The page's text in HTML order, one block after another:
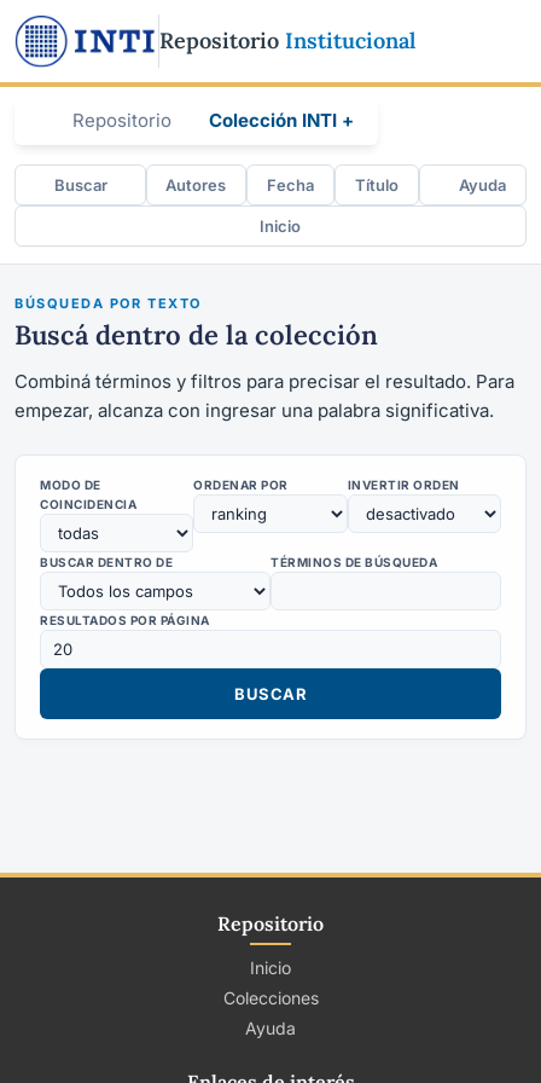
Repositorio Institucional
Repositorio Colección INTI +
Buscar Autores Fecha Título Ayuda
Inicio
BÚSQUEDA POR TEXTO
Buscá dentro de la colección
Combiná términos y filtros para precisar el resultado. Para
empezar, alcanza con ingresar una palabra significativa.
MODO DE
COINCIDENCIA
ORDENAR POR INVERTIR ORDEN
BUSCAR DENTRO DE
RESULTADOS POR PÁGINA
TÉRMINOS DE BÚSQUEDA
Repositorio
Inicio
Colecciones
Ayuda